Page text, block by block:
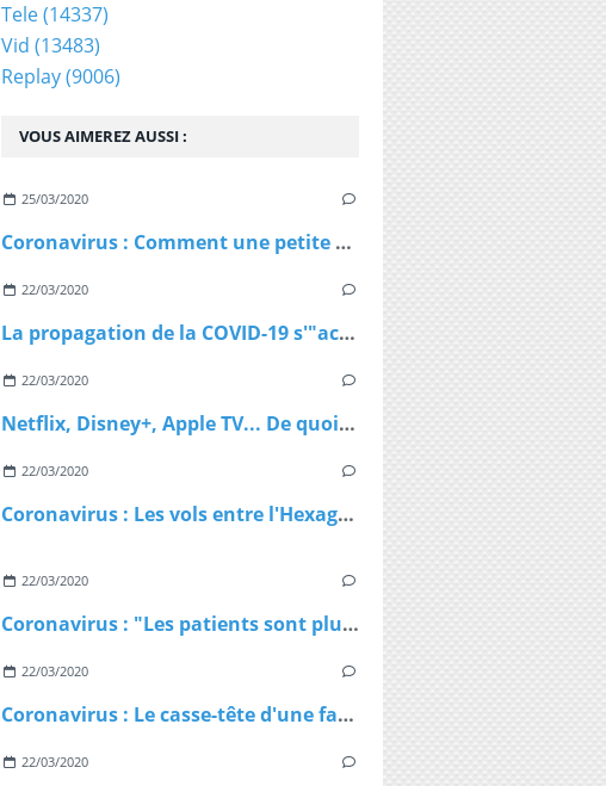
VOUS AIMEREZ AUSSI :
25/03/2020
Coronavirus : Comment une petite station de ski autrichienne a accéléré la propagation du virus
22/03/2020
La propagation de la COVID-19 s'"accélère" au Royaume-Uni
22/03/2020
Netflix, Disney+, Apple TV... De quoi passer du bon temps pendant le confinement
22/03/2020
Coronavirus : Les vols entre l'Hexagone et l'Outre-Mer interdits dès lundi
22/03/2020
Coronavirus : "Les patients sont plus jeunes que ce qu'on nous avait dit", affirme Patrick Pelloux
22/03/2020
Coronavirus : Le casse-tête d'une famille confinée dans un petit appartement
22/03/2020
Tele(14337)
Vid (13483)
Replay(9006)